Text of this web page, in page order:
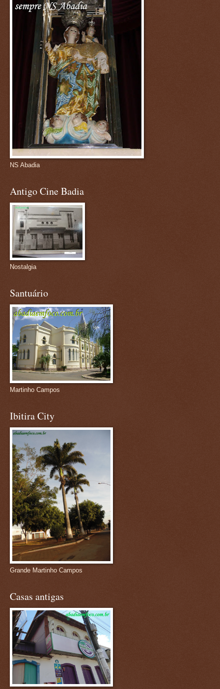
NS Abadia
Antigo Cine Badia
Nostalgia
Santuário
Martinho Campos
Ibitira City
Grande Martinho Campos
Casas antigas